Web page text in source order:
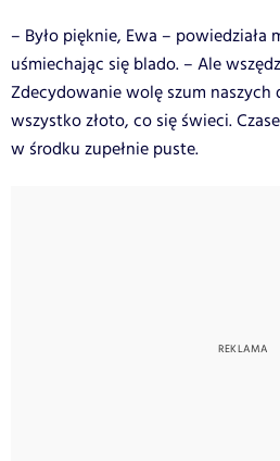
– Było pięknie, Ewa – powiedziała
uśmiechając się blado. – Ale
Zdecydowanie wolę szum naszych
wszystko złoto, co się świeci.
w środku zupełnie puste.